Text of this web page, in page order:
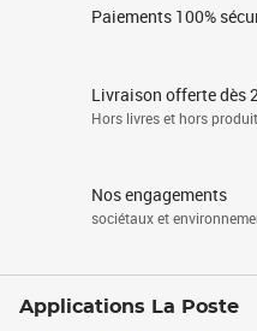
Paiements 100%
Livraison offerte dès
Hors livres et hors
Nos engagements
sociétaux et
Applications La Poste